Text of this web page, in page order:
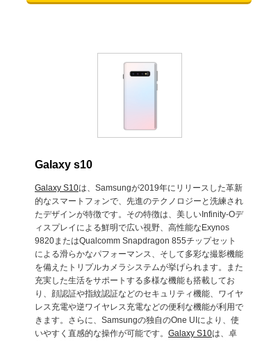
Galaxy s10
Galaxy S10は、Samsungが2019年にリリースした革新
的なスマートフォンで、先進のテクノロジーと洗練され
たデザインが特徴です。その特徴は、美しいInfinity-Oデ
ィスプレイによる鮮明で広い視野、高性能なExynos
9820またはQualcomm Snapdragon 855チップセット
による滑らかなパフォーマンス、そして多彩な撮影機能
を備えたトリプルカメラシステムが挙げられます。また
充実した生活をサポートする多様な機能も搭載してお
り、顔認証や指紋認証などのセキュリティ機能、ワイヤ
レス充電や逆ワイヤレス充電などの便利な機能が利用で
きます。さらに、Samsungの独自のOne UIにより、使
いやすく直感的な操作が可能です。 Galaxy S10は、卓